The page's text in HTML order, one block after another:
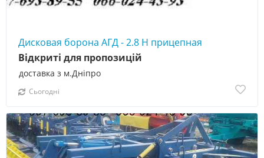
Дисковая борона АГД - 2.8 Н прицепная
доставка з м.Дніпро
Відкриті для пропозицій
Сьогодні